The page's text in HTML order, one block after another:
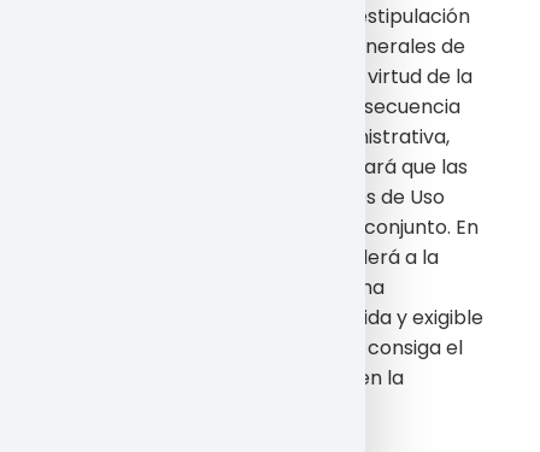
En el supuesto de que cualquier estipulación
de las presentes Condiciones Generales de
Uso resultara inexigible o nula en virtud de la
legislación aplicable o como consecuencia
de una resolución judicial o administrativa,
dicha inexigibilidad o nulidad no hará que las
presentes Condiciones Generales de Uso
resulten inexigibles o nulas en su conjunto. En
dichos casos, la empresa procederá a la
modificación o sustitución de dicha
estipulación por otra que sea válida y exigible
y que, en la medida de lo posible, consiga el
objetivo y pretensión reflejados en la